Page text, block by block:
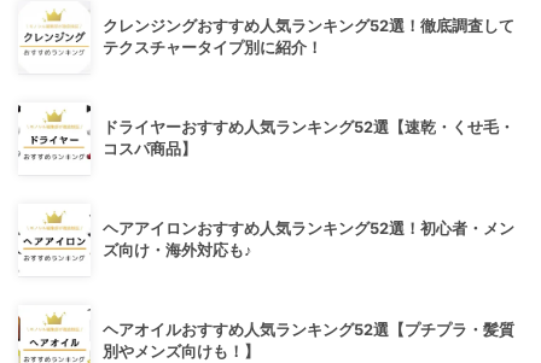
クレンジングおすすめ人気ランキング52選！徹底調査して
テクスチャータイプ別に紹介！
ドライヤーおすすめ人気ランキング52選【速乾・くせ毛・
コスパ商品】
ヘアアイロンおすすめ人気ランキング52選！初心者・メン
ズ向け・海外対応も♪
ヘアオイルおすすめ人気ランキング52選【プチプラ・髪質
別やメンズ向けも！】